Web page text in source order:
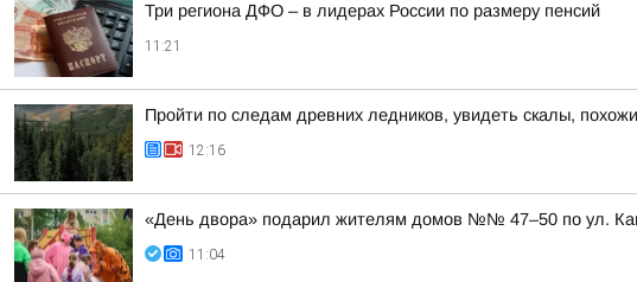
Три региона ДФО – в лидерах России по размеру пенсий
11:21
Пройти по следам древних ледников, увидеть скалы,
12:16
«День двора» подарил жителям домов №№ 47–50 по ул.
11:04